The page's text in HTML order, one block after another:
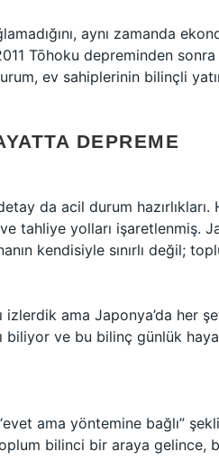
aynı zamanda
Tōhoku depreminden
ev sahiplerinin bilinçli
DEPREME
da acil durum hazırlıkları.
tahliye yolları işaretlenmiş.
kendisiyle sınırlı değil;
izlerdik ama Japonya’da her
biliyor ve bu bilinç günlük
ama yöntemine bağlı”
bilinci bir araya gelince,